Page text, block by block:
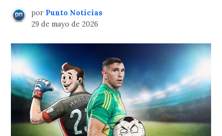
por Punto Noticias
29 de mayo de 2026